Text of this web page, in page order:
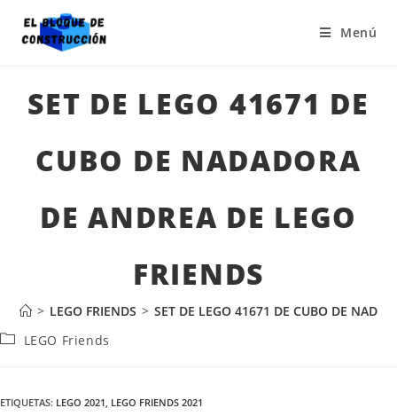
Menú
SET DE LEGO 41671 DE
CUBO DE NADADORA
DE ANDREA DE LEGO
FRIENDS
> LEGO FRIENDS > SET DE LEGO 41671 DE CUBO DE
LEGO Friends
ETIQUETAS: LEGO 2021, LEGO FRIENDS 2021